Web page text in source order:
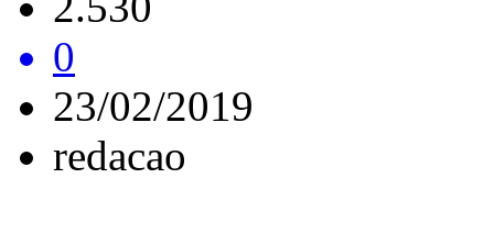
0
23/02/2019
redacao